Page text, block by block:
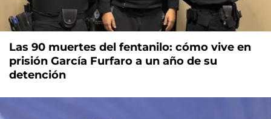
Las 90 muertes del fentanilo: cómo vive en
prisión García Furfaro a un año de su
detención